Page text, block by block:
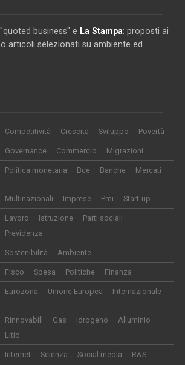
business" e La Stampa: proposti ai
articoli selezionati su ambiente ed
Competitività Crescita Sviluppo Povertà
Governance Commercio Migrazioni
Politica monetaria Bce Banche Mercati
Multinazionali Imprese Pmi Start-up
Lavoro Istruzione
Parti sociali
Previdenza
Sostenibilità Ambiente
Fisco Spesa Politiche Finanza
Eurozona Unione Europea Internazionale
Rinnovabili Gas Idrogeno
Alluminio
Litio
Internet Scienza Social media R&S